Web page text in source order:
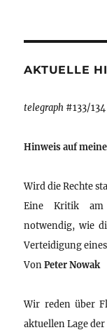
AKTUELLE
telegraph #133/134
Hinweis auf
Wird die Rechte
Eine Kritik am
notwendig, wie
Verteidigung
VonPeter Nowak
Wir reden über
aktuellen Lage